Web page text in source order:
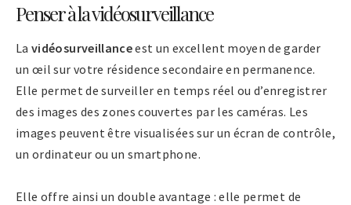
Penser à la vidéosurveillance
Lavidéosurveillanceest un excellent moyen de garder
un œil sur votre résidence secondaire en permanence.
Elle permet de surveiller en temps réel ou d’enregistrer
des images des zones couvertes par les caméras. Les
images peuvent être visualisées sur un écran de contrôle,
un ordinateur ou un smartphone.
Elle offre ainsi un double avantage : elle permet de